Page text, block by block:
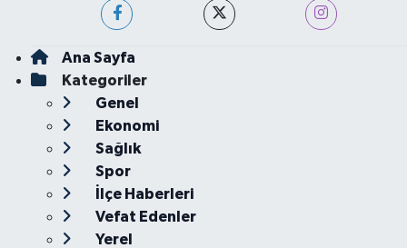
Ana Sayfa
Kategoriler
Genel
Ekonomi
Sağlık
Spor
İlçe Haberleri
Vefat Edenler
Yerel